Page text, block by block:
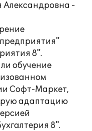
Александровна -
8".
обучение
Софт-Маркет,
адаптацию
8".